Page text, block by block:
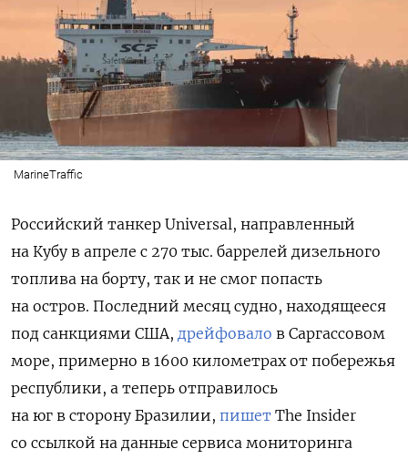
MarineTraffic
Российский танкер Universal, направленный
на Кубу в апреле с 270 тыс. баррелей дизельного
топлива на борту, так и не смог попасть
на остров. Последний месяц судно, находящееся
под санкциями США, дрейфовало в Саргассовом
море, примерно в 1600 километрах от побережья
республики, а теперь отправилось
на юг в сторону Бразилии, пишет The Insider
со ссылкой на данные сервиса мониторинга